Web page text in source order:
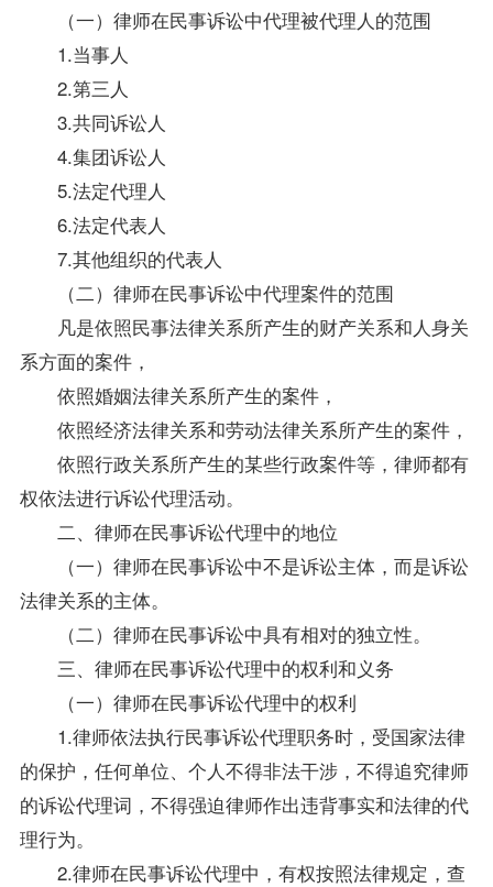
（一）律师在民事诉讼中代理被代理人的范围
1.当事人
2.第三人
3.共同诉讼人
4.集团诉讼人
5.法定代理人
6.法定代表人
7.其他组织的代表人
（二）律师在民事诉讼中代理案件的范围
凡是依照民事法律关系所产生的财产关系和人身关
系方面的案件，
依照婚姻法律关系所产生的案件，
依照经济法律关系和劳动法律关系所产生的案件，
依照行政关系所产生的某些行政案件等，律师都有
权依法进行诉讼代理活动。
二、律师在民事诉讼代理中的地位
（一）律师在民事诉讼中不是诉讼主体，而是诉讼
法律关系的主体。
（二）律师在民事诉讼中具有相对的独立性。
三、律师在民事诉讼代理中的权利和义务
（一）律师在民事诉讼代理中的权利
1.律师依法执行民事诉讼代理职务时，受国家法律
的保护，任何单位、个人不得非法干涉，不得追究律师
的诉讼代理词，不得强迫律师作出违背事实和法律的代
理行为。
2.律师在民事诉讼代理中，有权按照法律规定，查